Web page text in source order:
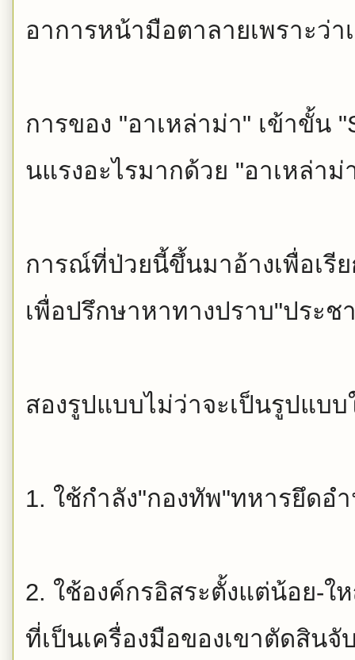
อาการหน้ามือตาลายเพราะว่า
การของ "อาเหล่าม่า" เข้าขั้น
นแรงอะไรมากด้วย "อาเหล่า
การณ์ที่ป่วยนี้ขึ้นมาอ้างเพื่อเรี
เพื่อปรึกษาหาทางปราบ"ประช
สองรูปแบบไม่ว่าจะเป็นรูปแบบ
1. ใช้กำลัง"กองทัพ"ทหารยึดอ
2. ใช้องค์กรอิสระตั้งแต่น้อย-ใ
ที่เป็นเครื่องมือของเขาตัดสินจั